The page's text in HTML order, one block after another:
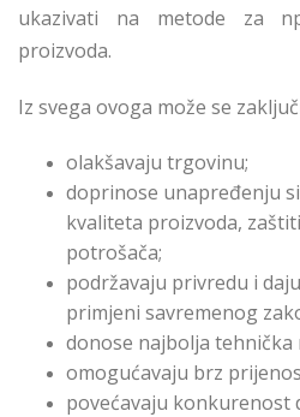
ukazivati na metode za
proizvoda.
Iz svega ovoga može se
olakšavaju trgovinu;
doprinose unapređenju
kvaliteta proizvoda,
potrošača;
podržavaju privredu i
primjeni savremenog
donose najbolja tehnička
omogućavaju brz
povećavaju konkurenost